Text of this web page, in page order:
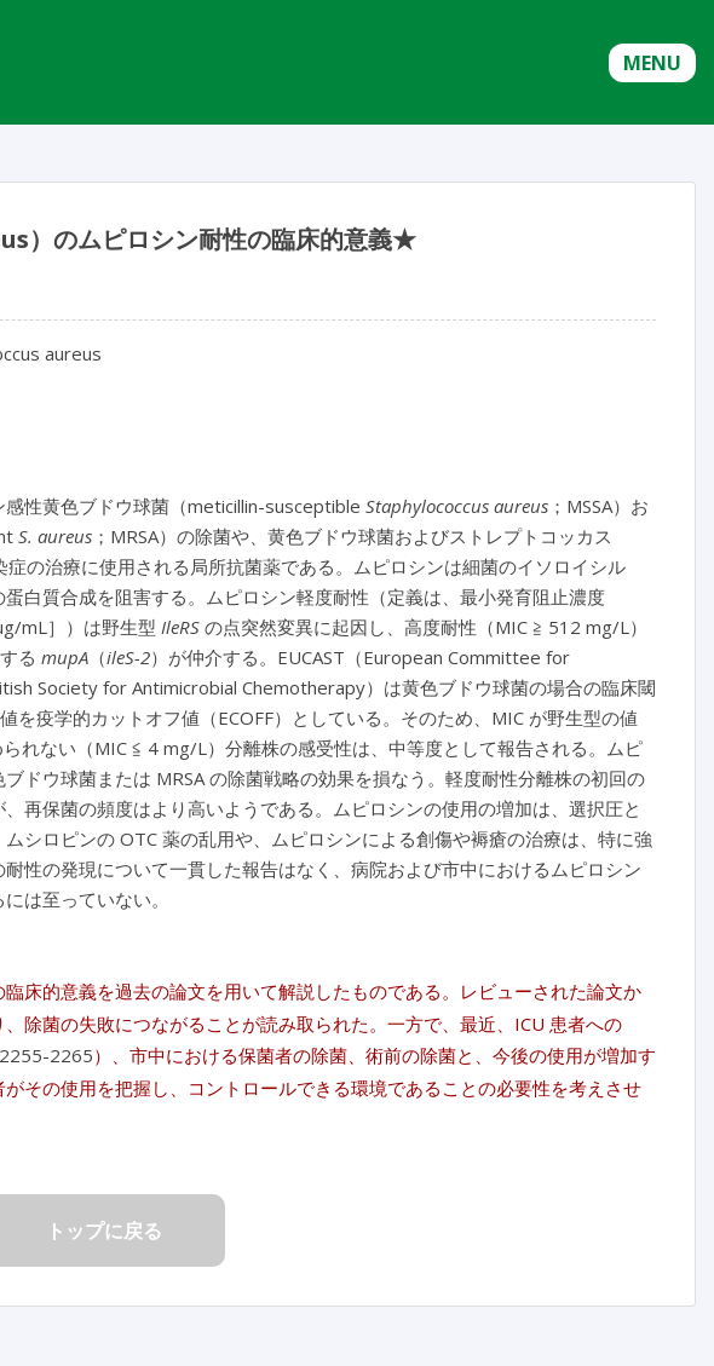
MENU
）のムピロシン耐性の臨床的意義★
aureus
性黄色ブドウ球菌（meticillin-susceptible Staphylococcus aureus ；MSSA）お
S. aureus ；MRSA）の除菌や、黄色ブドウ球菌およびストレプトコッカス
の治療に使用される局所抗菌薬である。ムピロシンは細菌のイソロイシル
白質合成を阻害する。ムピロシン軽度耐性（定義は、最小発育阻止濃度
mL］）は野生型 IleRS の点突然変異に起因し、高度耐性（MIC ≧ 512 mg/L）
る mupA （ileS-2）が仲介する。EUCAST（European Committee for
Society for Antimicrobial Chemotherapy）は黄色ブドウ球菌の場合の臨床閾
疫学的カットオフ値（ECOFF）としている。そのため、MIC が野生型の値
れない（MIC ≦ 4 mg/L）分離株の感受性は、中等度として報告される。ムピ
ドウ球菌または MRSA の除菌戦略の効果を損なう。軽度耐性分離株の初回の
再保菌の頻度はより高いようである。ムピロシンの使用の増加は、選択圧と
シロピンの OTC 薬の乱用や、ムピロシンによる創傷や褥瘡の治療は、特に強
性の発現について一貫した報告はなく、病院および市中におけるムピロシン
は至っていない。
床的意義を過去の論文を用いて解説したものである。レビューされた論文か
除菌の失敗につながることが読み取られた。一方で、最近、ICU 患者への
2265）、市中における保菌者の除菌、術前の除菌と、今後の使用が増加す
その使用を把握し、コントロールできる環境であることの必要性を考えさせ
トップに戻る